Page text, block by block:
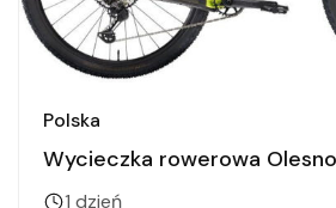
Polska
Wycieczka rowerowa
1 dzień